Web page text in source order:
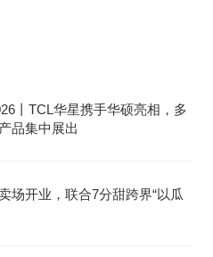
丨TCL华星携手华硕亮相，多
品集中展出
场开业，联合7分甜跨界“以瓜